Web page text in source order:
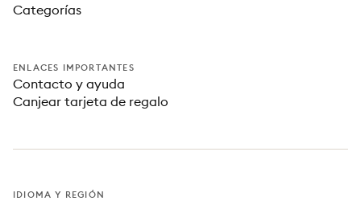
Categorías
ENLACES IMPORTANTES
Contacto y ayuda
Canjear tarjeta de regalo
IDIOMA Y REGIÓN